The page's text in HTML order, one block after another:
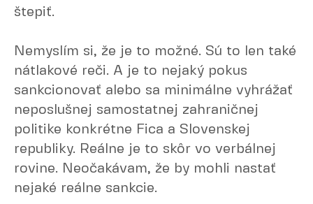
štepiť.
Nemyslím si, že je to možné. Sú to len také
nátlakové reči. A je to nejaký pokus
sankcionovať alebo sa minimálne vyhrážať
neposlušnej samostatnej zahraničnej
politike konkrétne Fica a Slovenskej
republiky. Reálne je to skôr vo verbálnej
rovine. Neočakávam, že by mohli nastať
nejaké reálne sankcie.